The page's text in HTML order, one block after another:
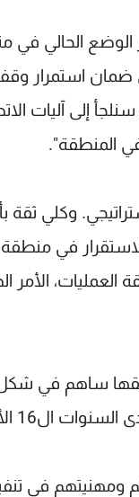
الوضع الحالي في
ضمان استمرار
إلى آليات
المنطقة".
وكلي ثقة
في منطقة
الأمر
ساهم في شكل
ال16 الأخيرة".
ومهنيتهم في